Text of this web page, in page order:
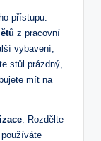
přístupu.
z pracovní
vybavení,
stůl prázdný,
mít na
. Rozdělte